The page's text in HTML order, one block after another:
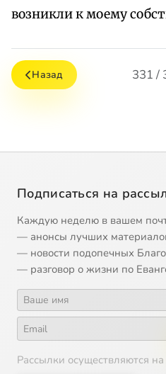
возникли к моему
Назад 331 /
Подписаться на
Каждую неделю в вашем
— анонсы лучших
— новости подопечных
— разговор о жизни по
Рассылки осуществляются